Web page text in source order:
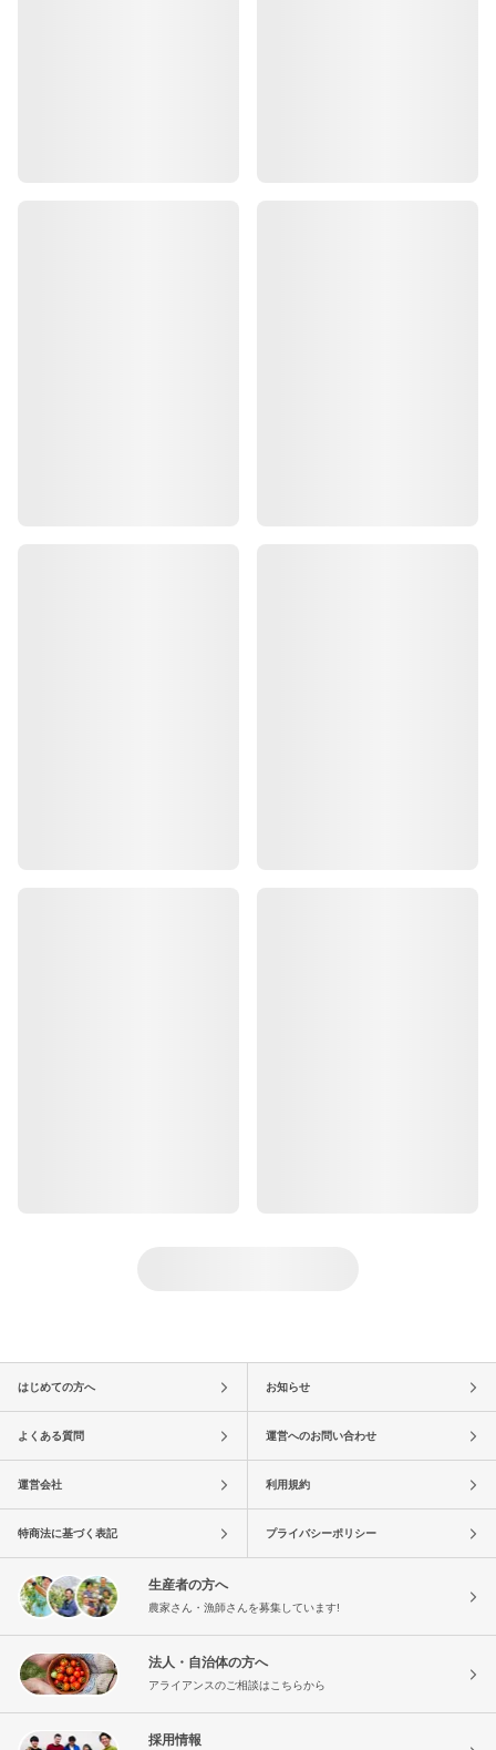
はじめての方へ お知らせ
よくある質問 運営へのお問い合わせ
運営会社 利用規約
特商法に基づく表記 プライバシーポリシー
生産者の方へ
農家さん・漁師さんを募集しています!
法人・自治体の方へ
アライアンスのご相談はこちらから
採用情報